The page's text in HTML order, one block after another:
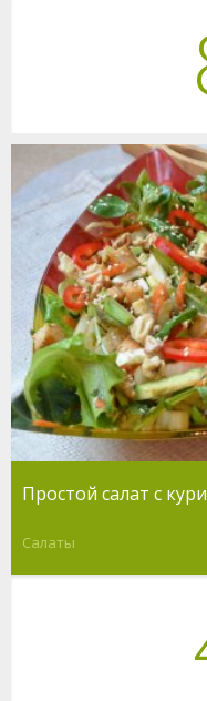
Простой салат с
Салаты